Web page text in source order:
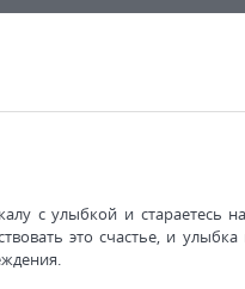
с улыбкой и стараетесь
это счастье, и